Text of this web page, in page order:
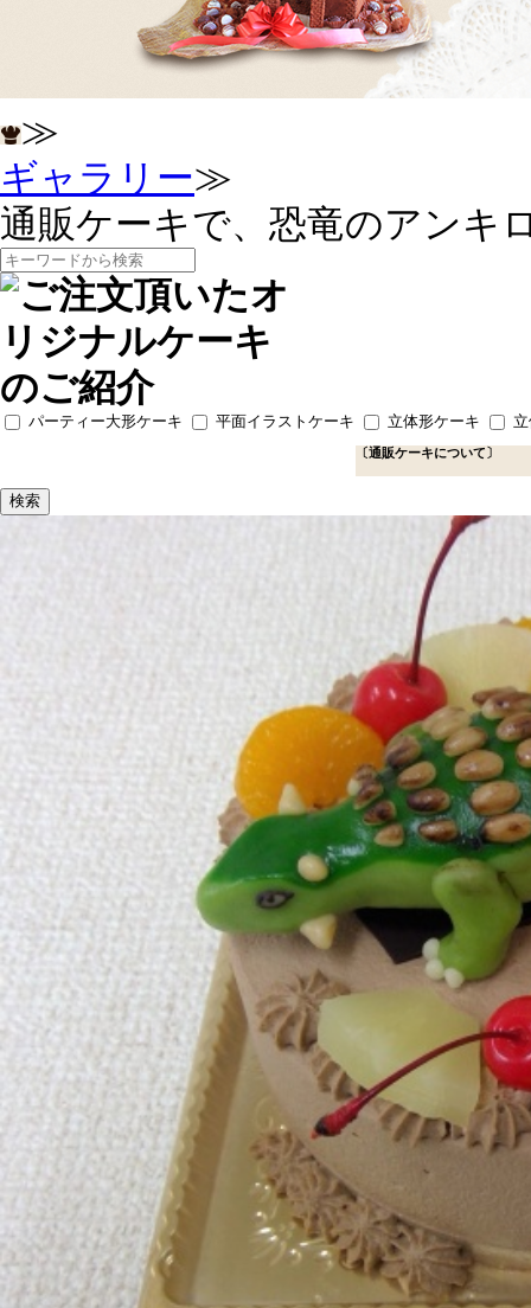
≫
ギャラリー≫
通販ケーキで、恐竜のアンキ
パーティー大形ケーキ 平面イラストケーキ 立体形ケーキ
〔通販ケーキについて〕